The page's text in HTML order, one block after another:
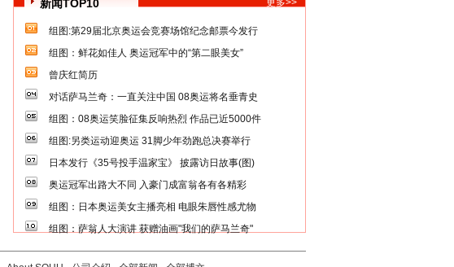
新闻TOP10 更多>>
组图:第29届北京奥运会竞赛场馆纪念邮票今发行
组图：鲜花如佳人 奥运冠军中的“第二眼美女”
曾庆红简历
对话萨马兰奇：一直关注中国 08奥运将名垂青史
组图：08奥运笑脸征集反响热烈 作品已近5000件
组图:另类运动迎奥运 31脚少年劲跑总决赛举行
日本发行《35号投手温家宝》 披露访日故事(图)
奥运冠军出路大不同 入豪门成富翁各有各精彩
组图：日本奥运美女主播亮相 电眼朱唇性感尤物
组图：萨翁人大演讲 获赠油画"我们的萨马兰奇"